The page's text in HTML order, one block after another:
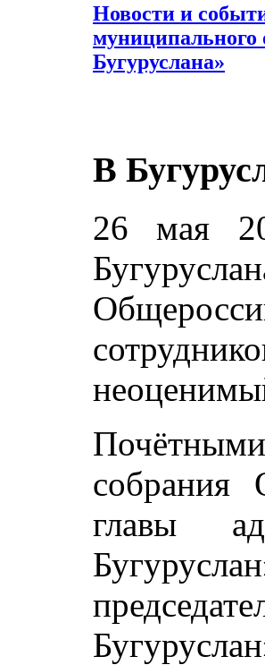
Новости и
муниципального
Бугуруслана»
В
26 мая
собрания
главы